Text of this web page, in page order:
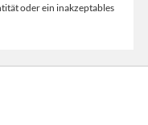
oder ein inakzeptables